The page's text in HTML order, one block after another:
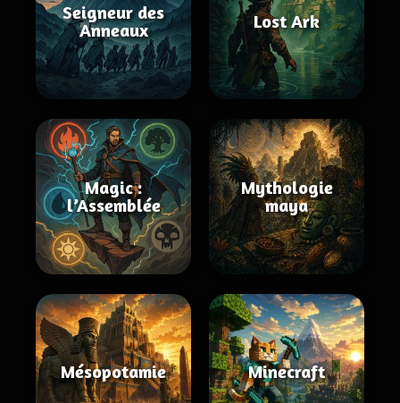
Seigneur des
Anneaux
Lost Ark
Magic :
l’Assemblée
Mythologie
maya
Mésopotamie Minecraft